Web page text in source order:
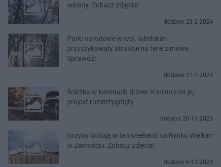
wiosny. Zobacz zdjęcia!
dodano 23-2-2024
Parki narodowe w woj. lubelskim
przyszykowały atrakcje na ferie zimowe.
Sprawdź!
dodano 31-1-2024
Ścieżka w koronach drzew. Konkurs na jej
projekt rozstrzygnięty
dodano 20-10-2023
Grzyby królują w ten weekend na Rynku Wielkim
w Zamościu. Zobacz zdjęcia!
dodano 6-10-2023